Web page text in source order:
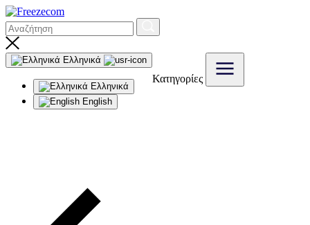
Ελληνικά
Ελληνικά
English
Κατηγορίες